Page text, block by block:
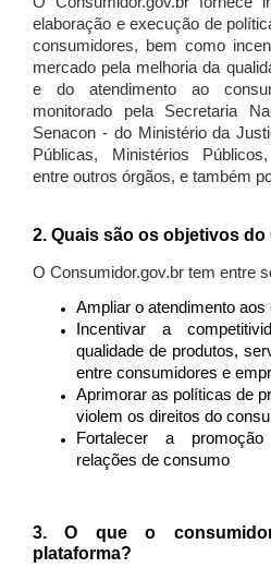
elaboração e execução de
consumidores, bem como
mercado pela melhoria da
e do atendimento ao
monitorado pela Secretaria
Senacon - do Ministério da
Públicas, Ministérios
entre outros órgãos, e também
2. Quais são os objetivos
O Consumidor.gov.br tem entre
Ampliar o atendimento
Incentivar a
qualidade de produtos,
entre consumidores e
Aprimorar as políticas de
violem os direitos do
Fortalecer a
relações de consumo
3. O que o
plataforma?